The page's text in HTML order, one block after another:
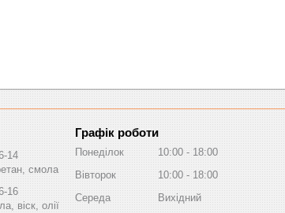
14
смола
16
віск, олії
Графік роботи
Понеділок 10:00
18:00
Вівторок
10:00
18:00
Середа
Вихідний